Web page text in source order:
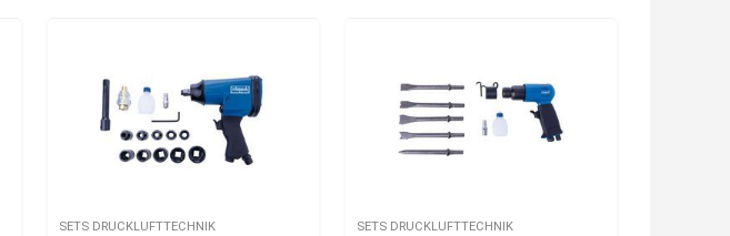
SETS DRUCKLUFTTECHNIK SETS DRUCKLUFTTECHNIK